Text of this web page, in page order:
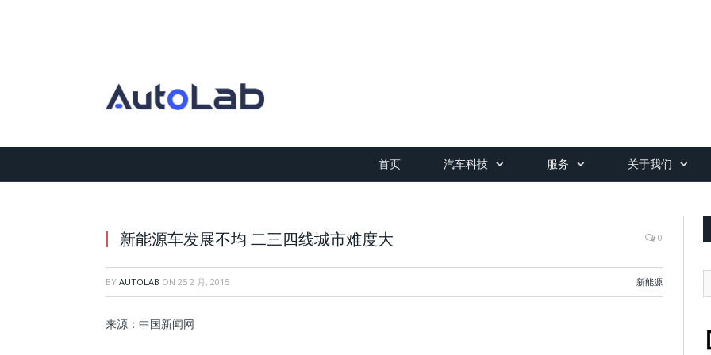
首页 汽车科技 服务 关于我们
新能源车发展不均 二三四线城市难度大 0
BY AUTOLAB ON 25 2 月, 2015 新能源
来源：中国新闻网